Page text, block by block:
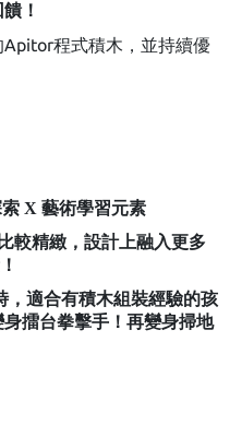
！
程式積木，並持續優
X 藝術學習元素
較精緻，設計上融入更多
，適合有積木組裝經驗的孩
擂台拳擊手！再變身掃地